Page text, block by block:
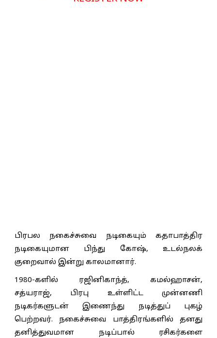
பிரபல நகைச்சுவை நடிகையும் கதாபாத்திர
நடிகையுமான பிந்து கோஷ், உடல்நலக்
குறைவால் இன்று காலமானார்.
1980-களில் ரஜினிகாந்த், கமல்ஹாசன்,
சத்யராஜ், பிரபு உள்ளிட்ட முன்னணி
நடிகர்களுடன் இணைந்து நடித்துப் புகழ்
பெற்றவர். நகைச்சுவை பாத்திரங்களில் தனது
தனித்துவமான நடிப்பால் ரசிகர்களை